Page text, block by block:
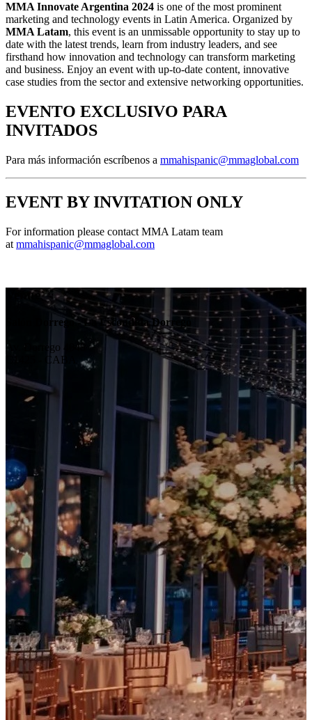
MMA Innovate Argentina 2024 is one of the most prominent
marketing and technology events in Latin America. Organized by
MMA Latam, this event is an unmissable opportunity to stay up to
date with the latest trends, learn from industry leaders, and see
firsthand how innovation and technology can transform marketing
and business. Enjoy an event with up-to-date content, innovative
case studies from the sector and extensive networking opportunities.
EVENTO EXCLUSIVO PARA
INVITADOS
Para más información escríbenos a mmahispanic@mmaglobal.com
EVENT BY INVITATION ONLY
For information please contact MMA Latam team
at mmahispanic@mmaglobal.com
Venue
Salón Dorrego - La Escondida Dorrego
Av. Dorrego 4048
C1425 - CABA